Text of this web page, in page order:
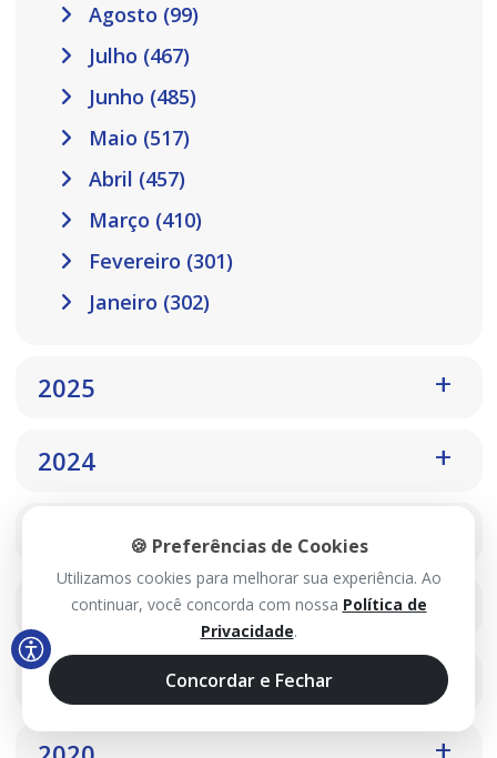
Agosto (99)
Julho (467)
Junho (485)
Maio (517)
Abril (457)
Março (410)
Fevereiro (301)
Janeiro (302)
2025
2024
2022
2021
🍪 Preferências de Cookies
Utilizamos cookies para melhorar sua experiência. Ao
continuar, você concorda com nossa Política de
Privacidade.
Concordar e Fechar